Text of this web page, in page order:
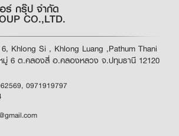
ร์ กรุ๊ป จำกัด
CO.,LTD.
Khlong Si , Khlong Luang ,Pathum Thani
มู่ 6 ต.คลองสี่ อ.คลองหลวง จ.ปทุมธานี 12120
0971919797